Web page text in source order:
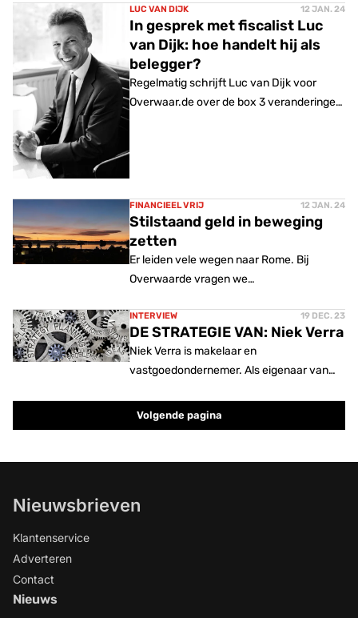
LUC VAN DIJK 12 JAN. 24
In gesprek met fiscalist Luc
van Dijk: hoe handelt hij als
belegger?
Regelmatig schrijft Luc van Dijk voor
Overwaar.de over de box 3 veranderingen.
Maar hoe anticipeert hij daar zelf als
FINANCIEEL VRIJ 12 JAN. 24
Stilstaand geld in beweging
zetten
Er leiden vele wegen naar Rome. Bij
Overwaarde vragen we
Deze week: Heleen Verboom.
INTERVIEW 19 DEC. 23
DE STRATEGIE VAN: Niek Verra
Niek Verra is makelaar en
vastgoedondernemer. Als eigenaar van
huidige maatregelen op de woningmarkt.
Volgende pagina
Nieuwsbrieven
Klantenservice
Adverteren
Contact
Nieuws